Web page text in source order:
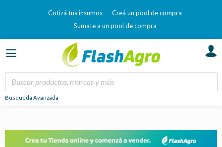
Cotizá tus insumos
Creá un pool de compra
Sumate a un pool de compra
Busqueda Avanzada